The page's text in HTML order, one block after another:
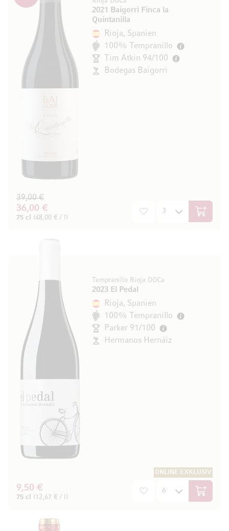
2021 Baigorri Finca la
Quintanilla
Rioja, Spanien
100% Tempranillo
Tim Atkin 94/100
Bodegas Baigorri
36,00 €
39,00 €
75 cl (48,00 € / l) In den
Tempranillo Rioja DOCa
2023 El Pedal
Rioja, Spanien
100% Tempranillo
Parker 91/100
Hermanos Hernáiz
ONLINE EXKLUSIV
9,50 €
75 cl (12,67 € / l) In den